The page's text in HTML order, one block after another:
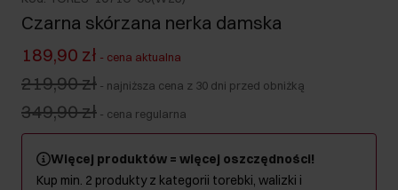
Czarna skórzana nerka damska
189,90 zł - cena aktualna
219,90 zł - najniższa cena z 30 dni przed obniżką
349,90 zł - cena regularna
Więcej produktów = więcej oszczędności!
Kup min. 2 produkty z kategorii torebki, walizki i